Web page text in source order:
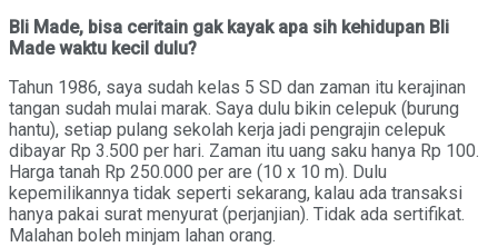
Bli Made, bisa ceritain gak kayak apa sih kehidupan Bli
Made waktu kecil dulu?
Tahun 1986, saya sudah kelas 5 SD dan zaman itu kerajinan
tangan sudah mulai marak. Saya dulu bikin celepuk (burung
hantu), setiap pulang sekolah kerja jadi pengrajin celepuk
dibayar Rp 3.500 per hari. Zaman itu uang saku hanya Rp 100.
Harga tanah Rp 250.000 per are (10 x 10 m). Dulu
kepemilikannya tidak seperti sekarang, kalau ada transaksi
hanya pakai surat menyurat (perjanjian). Tidak ada sertifikat.
Malahan boleh minjam lahan orang.